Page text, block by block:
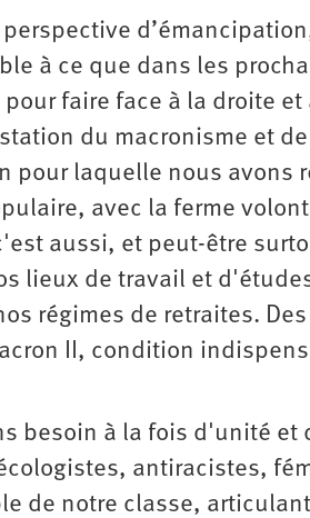
à ce que dans les
faire face à la droite et
du macronisme et
pour laquelle nous avons
avec la ferme
aussi, et peut-être
lieux de travail et
régimes de retraites.
II, condition
besoin à la fois d'unité
antiracistes,
de notre classe,